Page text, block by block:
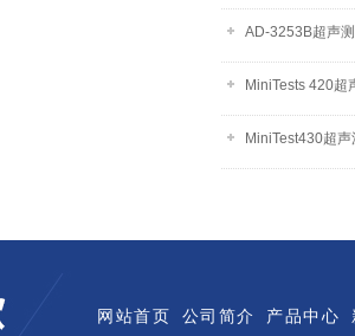
AD-3253B超声
MiniTests 420超
MiniTest430超
网站首页 公司简介 产品中心